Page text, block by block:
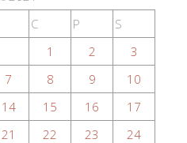
C P
S
1
2
3
7 8 9
10
14 15 16
17
21 22 23
24